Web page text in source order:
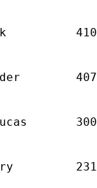
410
407
300
231